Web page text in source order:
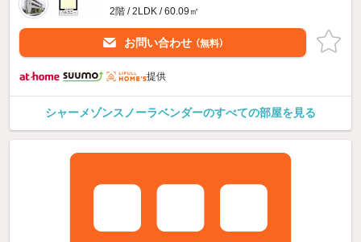
2階 / 2LDK / 60.09㎡
お問い合わせ （無料）
提供
シャーメゾンスノーラベンダーのすべての部屋を見る